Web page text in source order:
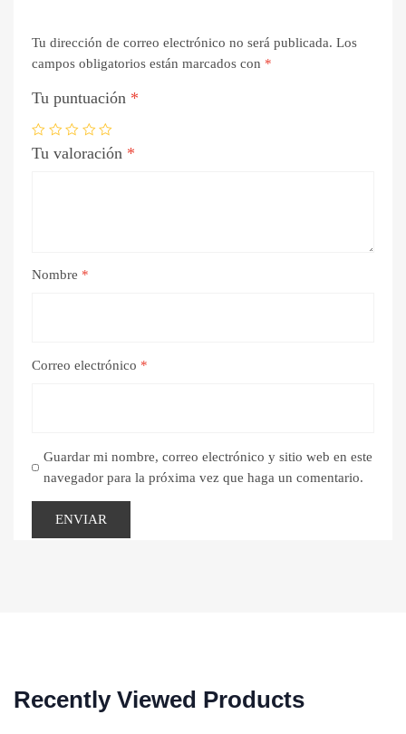
Tu dirección de correo electrónico no será publicada. Los
campos obligatorios están marcados con *
Tu puntuación *
Tu valoración *
Nombre *
Correo electrónico *
Guardar mi nombre, correo electrónico y sitio web en este
navegador para la próxima vez que haga un comentario.
Recently Viewed Products